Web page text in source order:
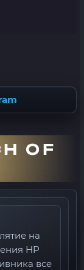
OF
на
HP
все